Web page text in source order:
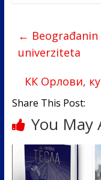
b
o
k
er e
←
univerziteta
КК Орлови,
Share This Post:
You May